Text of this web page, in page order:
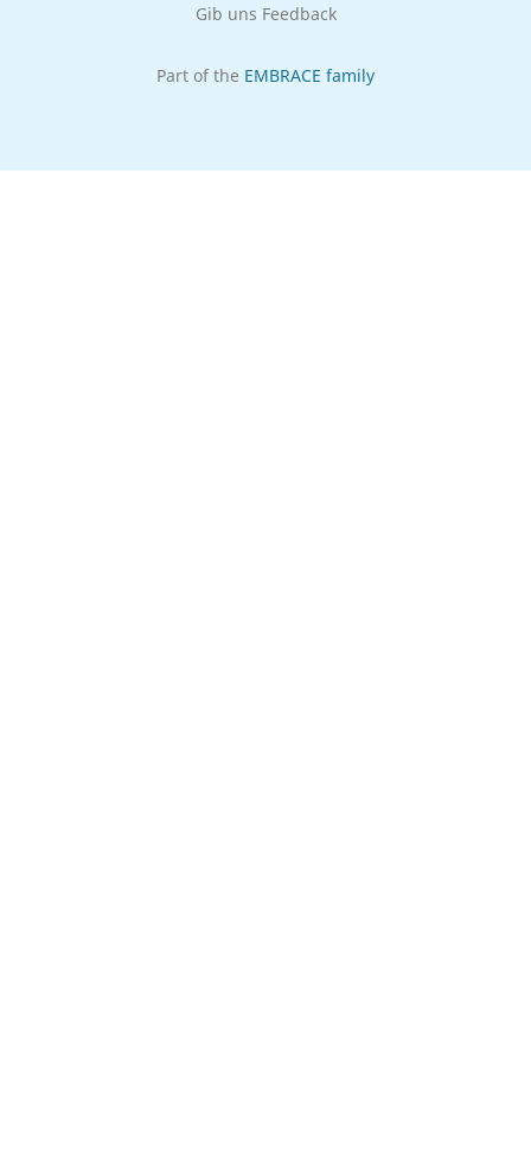
Gib uns Feedback
Part of the EMBRACE family